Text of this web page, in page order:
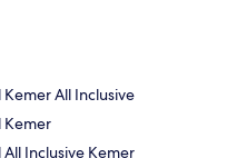
All Inclusive
Kemer
Inclusive Kemer